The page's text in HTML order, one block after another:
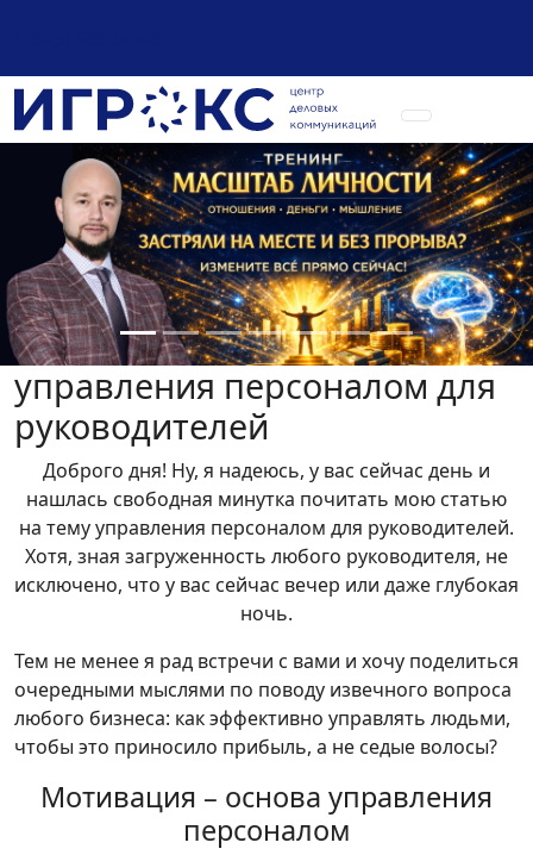
управления персоналом для
руководителей
Доброго дня! Ну, я надеюсь, у вас сейчас день и
нашлась свободная минутка почитать мою статью
на тему управления персоналом для руководителей.
Хотя, зная загруженность любого руководителя, не
исключено, что у вас сейчас вечер или даже глубокая
ночь.
Тем не менее я рад встречи с вами и хочу поделиться
очередными мыслями по поводу извечного вопроса
любого бизнеса: как эффективно управлять людьми,
чтобы это приносило прибыль, а не седые волосы?
Мотивация – основа управления
персоналом